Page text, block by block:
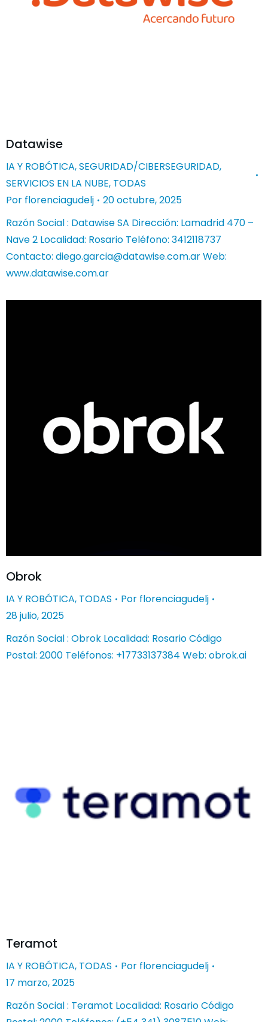
Datawise
IA Y ROBÓTICA,SEGURIDAD/CIBERSEGURIDAD,
SERVICIOS EN LA NUBE, TODAS
Por florenciagudelj
20 octubre, 2025
Razón Social : Datawise SA Dirección: Lamadrid 470 –
Nave 2 Localidad: Rosario Teléfono: 3412118737
Contacto: diego.garcia@datawise.com.arWeb:
www.datawise.com.ar
Obrok
IA Y ROBÓTICA, TODAS Por florenciagudelj
28 julio, 2025
Razón Social : Obrok Localidad: Rosario Código
Postal: 2000 Teléfonos: +17733137384 Web: obrok.ai
Teramot
IA Y ROBÓTICA, TODAS Por florenciagudelj
17 marzo, 2025
Razón Social : Teramot Localidad: Rosario Código